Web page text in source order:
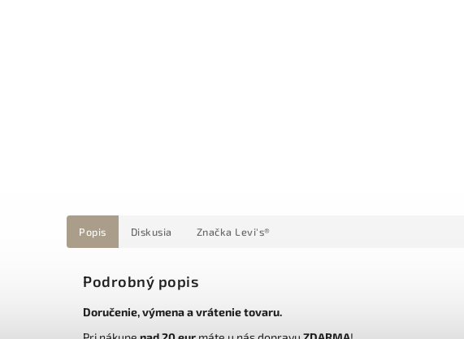
Popis Diskusia Značka Levi's®
Podrobný popis
Doručenie, výmena a vrátenie tovaru.